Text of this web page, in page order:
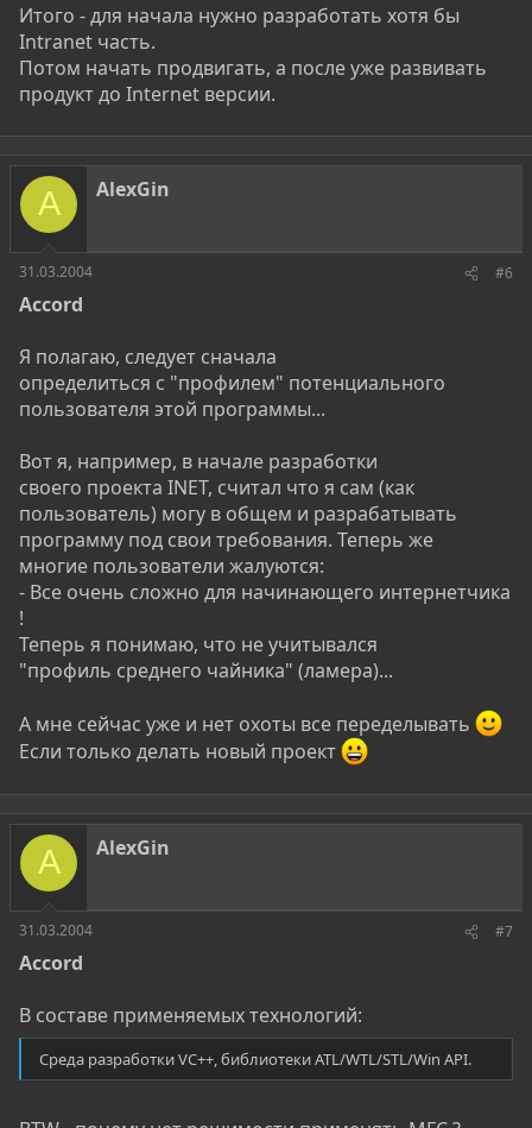
Итого - для начала нужно разработать хотя бы
Intranet часть.
Потом начать продвигать, а после уже развивать
продукт до Internet версии.
A AlexGin
31.03.2004 #6
Accord
Я полагаю, следует сначала
определиться с "профилем" потенциального
пользователя этой программы...
Вот я, например, в начале разработки
своего проекта INET, считал что я сам (как
пользователь) могу в общем и разрабатывать
программу под свои требования. Теперь же
многие пользователи жалуются:
- Все очень сложно для начинающего интернетчика
!
Теперь я понимаю, что не учитывался
"профиль среднего чайника" (ламера)...
А мне сейчас уже и нет охоты все переделывать
Если только делать новый проект
A AlexGin
31.03.2004 #7
Accord
В составе применяемых технологий:
Среда разработки VC++, библиотеки ATL/WTL/STL/Win API.